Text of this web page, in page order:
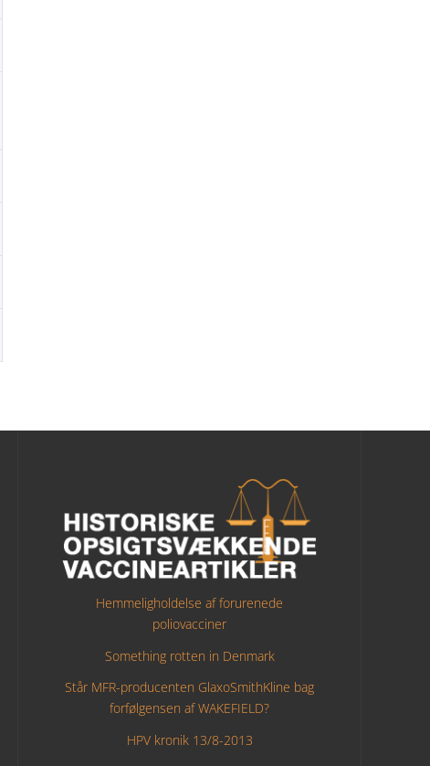
Hemmeligholdelse af forurenede
poliovacciner
Something rotten in Denmark
Står MFR-producenten GlaxoSmithKline bag
forfølgensen af WAKEFIELD?
HPV kronik 13/8-2013